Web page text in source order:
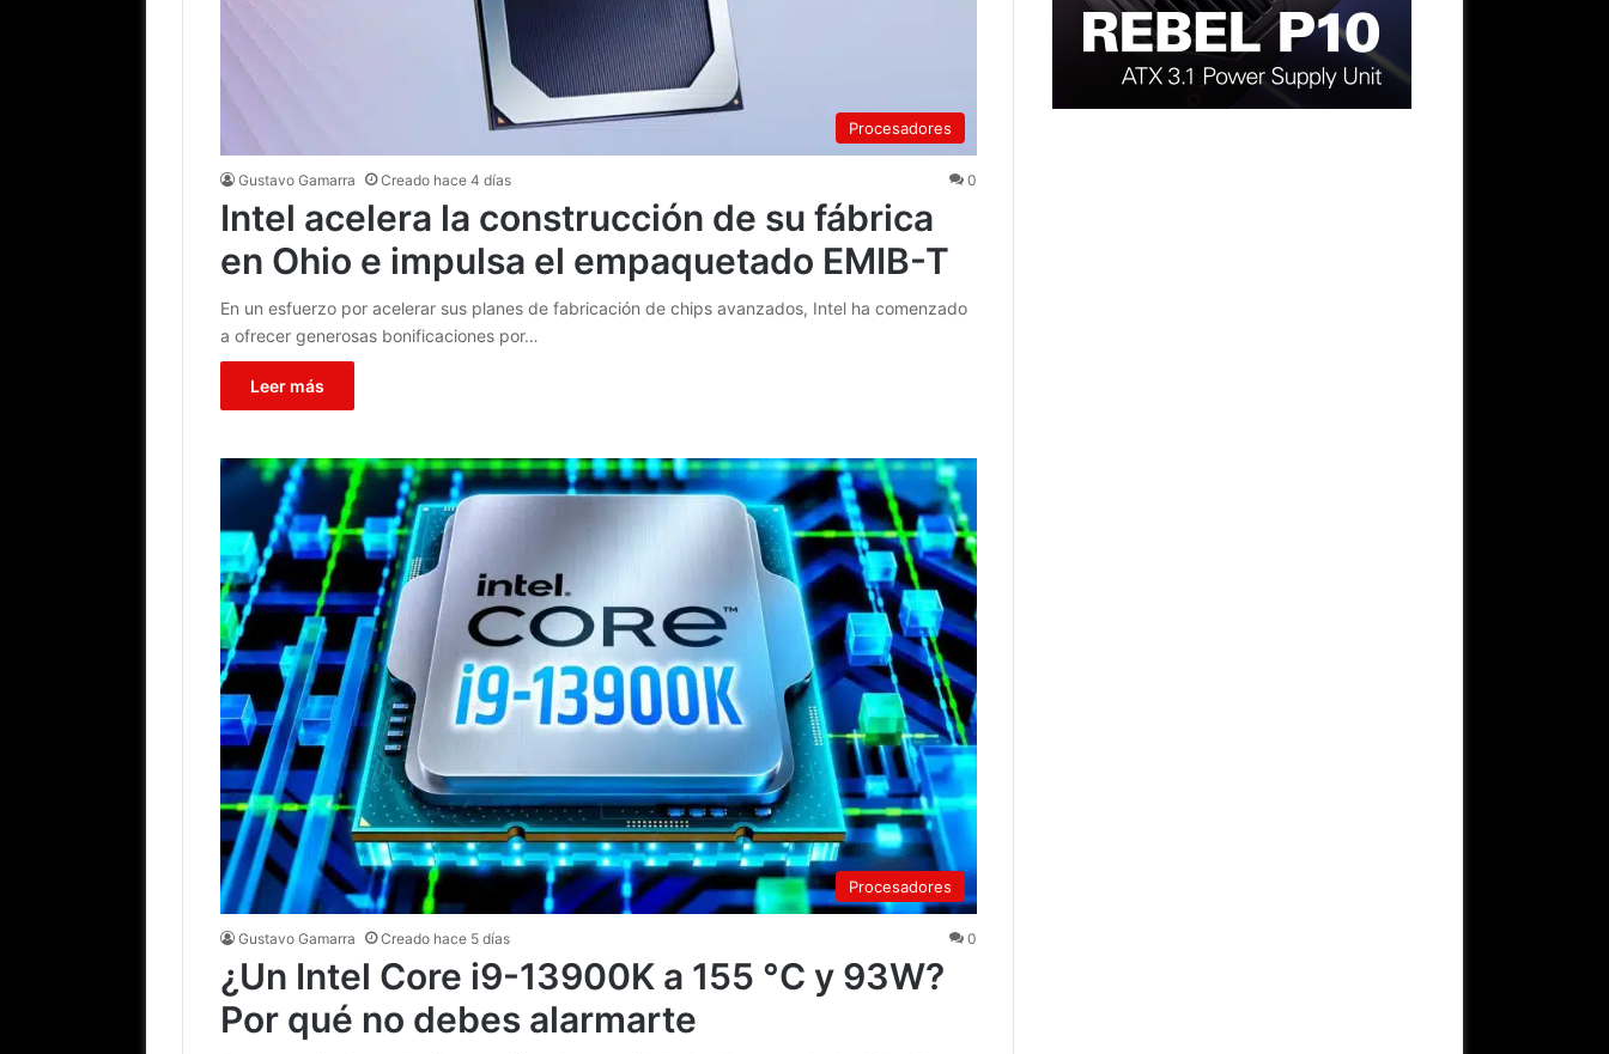
Procesadores
Gustavo Gamarra Creado hace 4 días 0
Intel acelera la construcción de su fábrica
en Ohio e impulsa el empaquetado EMIB-T
En un esfuerzo por acelerar sus planes de fabricación de chips avanzados, Intel ha comenzado
a ofrecer generosas bonificaciones por…
Leer más
Procesadores
Gustavo Gamarra Creado hace 5 días 0
¿Un Intel Core i9-13900K a 155 °C y 93W?
Por qué no debes alarmarte